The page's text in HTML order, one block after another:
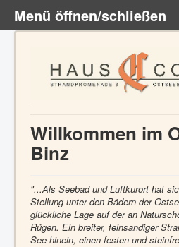
Willkommen im
Binz
"...Als Seebad und Luftkurort hat
Stellung unter den Bädern der
glückliche Lage auf der an
Rügen. Ein breiter, feinsandiger
See hinein, einen festen und
Menü öffnen/schließen